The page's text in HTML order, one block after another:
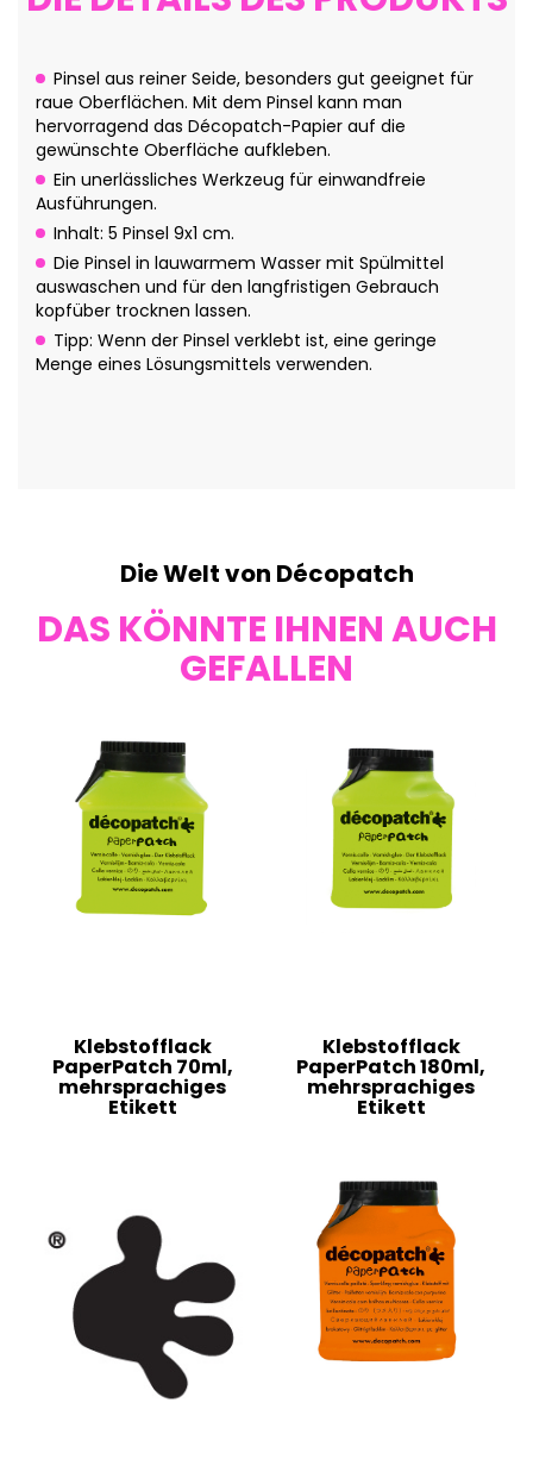
Pinsel aus reiner Seide, besonders gut geeignet für
raue Oberflächen. Mit dem Pinsel kann man
hervorragend das Décopatch-Papier auf die
gewünschte Oberfläche aufkleben.
Ein unerlässliches Werkzeug für einwandfreie
Ausführungen.
Inhalt: 5 Pinsel 9x1 cm.
Die Pinsel in lauwarmem Wasser mit Spülmittel
auswaschen und für den langfristigen Gebrauch
kopfüber trocknen lassen.
Tipp: Wenn der Pinsel verklebt ist, eine geringe
Menge eines Lösungsmittels verwenden.
Die Welt von Décopatch
DAS KÖNNTE IHNEN AUCH
GEFALLEN
Klebstofflack
PaperPatch 70ml,
mehrsprachiges
Etikett
Klebstofflack
PaperPatch 180ml,
mehrsprachiges
Etikett